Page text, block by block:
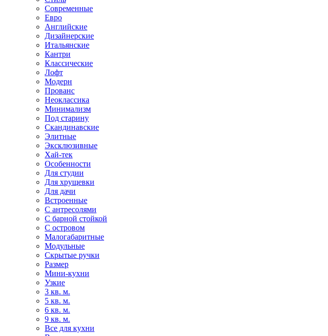
Современные
Евро
Английские
Дизайнерские
Итальянские
Кантри
Классические
Лофт
Модерн
Прованс
Неоклассика
Минимализм
Под старину
Скандинавские
Элитные
Эксклюзивные
Хай-тек
Особенности
Для студии
Для хрущевки
Для дачи
Встроенные
С антресолями
С барной стойкой
С островом
Малогабаритные
Модульные
Скрытые ручки
Размер
Мини-кухни
Узкие
3 кв. м.
5 кв. м.
6 кв. м.
9 кв. м.
Все для кухни